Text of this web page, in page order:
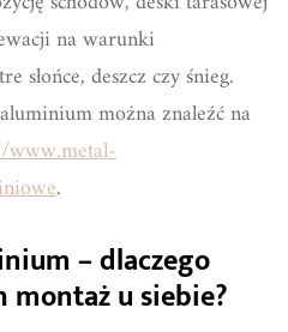
na warunki
słońce, deszcz czy śnieg.
można znaleźć na
www.metal-
.
– dlaczego
montaż u siebie?